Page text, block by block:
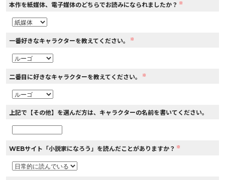
本作を紙媒体、電子媒体のどちらでお読みになられましたか？ ※
一番好きなキャラクターを教えてください。 ※
二番目に好きなキャラクターを教えてください。 ※
上記で【その他】を選んだ方は、キャラクターの名前を書いてください。
WEBサイト「小説家になろう」を読んだことがありますか？ ※